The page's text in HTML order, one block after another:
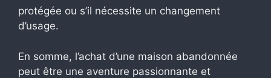
protégée ou s’il nécessite un changement
d’usage.
En somme, l’achat d’une maison abandonnée
peut être une aventure passionnante et